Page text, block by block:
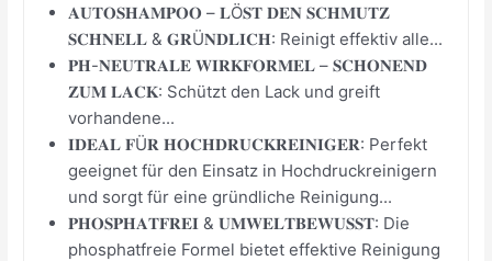
𝐀𝐔𝐓𝐎𝐒𝐇𝐀𝐌𝐏𝐎𝐎 – 𝐋Ö𝐒𝐓 𝐃𝐄𝐍 𝐒𝐂𝐇𝐌𝐔𝐓𝐙
𝐒𝐂𝐇𝐍𝐄𝐋𝐋 & 𝐆𝐑Ü𝐍𝐃𝐋𝐈𝐂𝐇: Reinigt effektiv alle...
𝐏𝐇-𝐍𝐄𝐔𝐓𝐑𝐀𝐋𝐄 𝐖𝐈𝐑𝐊𝐅𝐎𝐑𝐌𝐄𝐋 – 𝐒𝐂𝐇𝐎𝐍𝐄𝐍𝐃
𝐙𝐔𝐌 𝐋𝐀𝐂𝐊: Schützt den Lack und greift
vorhandene...
𝐈𝐃𝐄𝐀𝐋 𝐅Ü𝐑 𝐇𝐎𝐂𝐇𝐃𝐑𝐔𝐂𝐊𝐑𝐄𝐈𝐍𝐈𝐆𝐄𝐑: Perfekt
geeignet für den Einsatz in Hochdruckreinigern
und sorgt für eine gründliche Reinigung...
𝐏𝐇𝐎𝐒𝐏𝐇𝐀𝐓𝐅𝐑𝐄𝐈 & 𝐔𝐌𝐖𝐄𝐋𝐓𝐁𝐄𝐖𝐔𝐒𝐒𝐓: Die
phosphatfreie Formel bietet effektive Reinigung